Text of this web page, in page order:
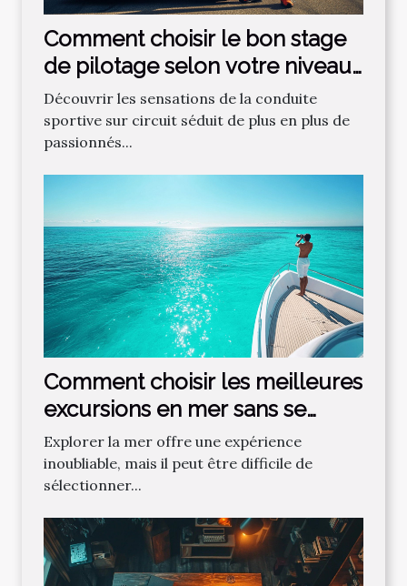
Comment choisir le bon stage
de pilotage selon votre niveau
?
Découvrir les sensations de la conduite
sportive sur circuit séduit de plus en plus de
passionnés...
Comment choisir les meilleures
excursions en mer sans se
tromper ?
Explorer la mer offre une expérience
inoubliable, mais il peut être difficile de
sélectionner...